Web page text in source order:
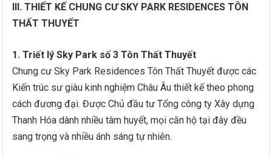
III. THIẾT KẾ CHUNG CƯ SKY PARK RESIDENCES TÔN
THẤT THUYẾT
1. Triết lý Sky Park số 3 Tôn Thất Thuyết
Chung cư Sky Park Residences Tôn Thất Thuyết được các
Kiến trúc sư giàu kinh nghiệm Châu Âu thiết kế theo phong
cách đương đại. Được Chủ đầu tư Tổng công ty Xây dựng
Thanh Hóa dành nhiều tâm huyết, mọi căn hộ tại đây đều
sang trọng và nhiều ánh sáng tự nhiên.